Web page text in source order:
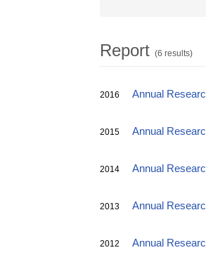
Report (6 results)
2016 Annual
2015 Annual
2014 Annual
2013 Annual
2012 Annual